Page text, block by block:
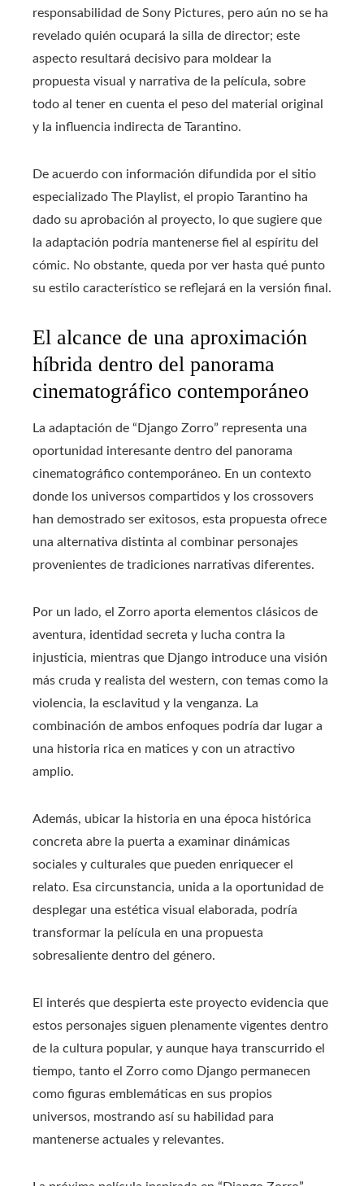
responsabilidad de Sony Pictures, pero aún no se ha
revelado quién ocupará la silla de director; este
aspecto resultará decisivo para moldear la
propuesta visual y narrativa de la película, sobre
todo al tener en cuenta el peso del material original
y la influencia indirecta de Tarantino.
De acuerdo con información difundida por el sitio
especializado The Playlist, el propio Tarantino ha
dado su aprobación al proyecto, lo que sugiere que
la adaptación podría mantenerse fiel al espíritu del
cómic. No obstante, queda por ver hasta qué punto
su estilo característico se reflejará en la versión final.
El alcance de una aproximación
híbrida dentro del panorama
cinematográfico contemporáneo
La adaptación de “Django Zorro” representa una
oportunidad interesante dentro del panorama
cinematográfico contemporáneo. En un contexto
donde los universos compartidos y los crossovers
han demostrado ser exitosos, esta propuesta ofrece
una alternativa distinta al combinar personajes
provenientes de tradiciones narrativas diferentes.
Por un lado, el Zorro aporta elementos clásicos de
aventura, identidad secreta y lucha contra la
injusticia, mientras que Django introduce una visión
más cruda y realista del western, con temas como la
violencia, la esclavitud y la venganza. La
combinación de ambos enfoques podría dar lugar a
una historia rica en matices y con un atractivo
amplio.
Además, ubicar la historia en una época histórica
concreta abre la puerta a examinar dinámicas
sociales y culturales que pueden enriquecer el
relato. Esa circunstancia, unida a la oportunidad de
desplegar una estética visual elaborada, podría
transformar la película en una propuesta
sobresaliente dentro del género.
El interés que despierta este proyecto evidencia que
estos personajes siguen plenamente vigentes dentro
de la cultura popular, y aunque haya transcurrido el
tiempo, tanto el Zorro como Django permanecen
como figuras emblemáticas en sus propios
universos, mostrando así su habilidad para
mantenerse actuales y relevantes.